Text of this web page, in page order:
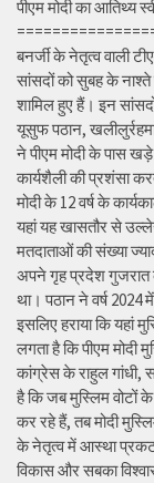
पीएम मोदी का आतिथ्य
बनर्जी के नेतृत्व वाली
सांसदों को सुबह के
शामिल हुए हैं। इन
यूसुफ पठान,
ने पीएम मोदी के पास खड़े
कार्यशैली की प्रशंसा
मोदी के 12 वर्ष के
यहां यह खासतौर से
मतदाताओं की संख्या
अपने गृह प्रदेश गुजरात
था। पठान ने वर्ष
इसलिए हराया कि यहां
लगता है कि पीएम मोदी
कांग्रेस के राहुल गांधी,
है कि जब मुस्लिम वोटों
कर रहे हैं, तब मोदी
के नेतृत्व में आस्था प्रकट
विकास और सबका